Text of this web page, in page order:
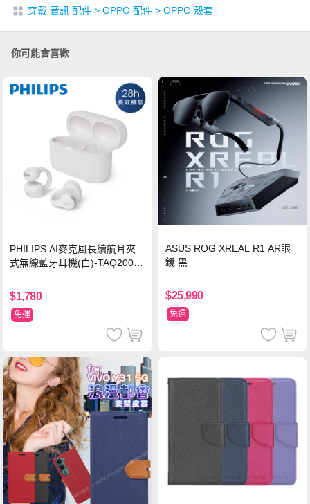
穿戴 音訊 配件 > OPPO 配件 > OPPO 殼套
你可能會喜歡
PHILIPS AI麥克風長續航耳夾
式無線藍牙耳機(白)-TAQ2000
$1,780
免運
ASUS ROG XREAL R1 AR眼
鏡 黑
$25,990
免運